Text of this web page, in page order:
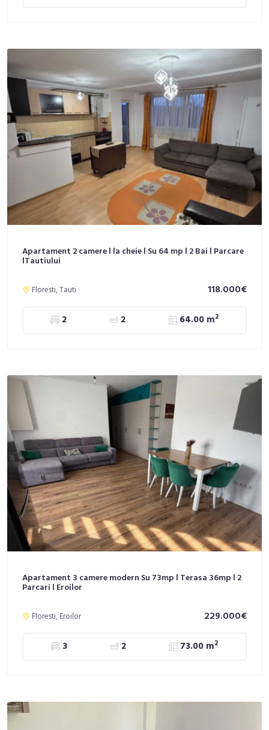
Apartament 2 camere l la cheie l Su 64 mp l 2 Bai l Parcare
lTautiului
Floresti, Tauti 118.000€
2 2 64.00 m2
Apartament 3 camere modern Su 73mp l Terasa 36mp l 2
Parcari l Eroilor
Floresti, Eroilor 229.000€
3 2 73.00 m2